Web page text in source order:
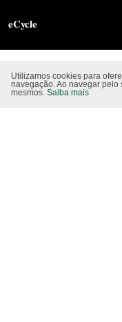
eCycle
Siga-nos nas rede sociais
Utilizamos cookies para
navegação. Ao navegar pelo
mesmos. Saiba mais